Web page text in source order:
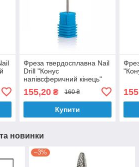
Фреза твердосплавна Nail
Drill "Конус
напівсферичний кінець"
155,20₴ 160 ₴
Купити
новинки
–3%